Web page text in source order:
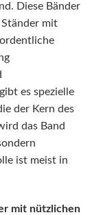
Diese Bänder
mit
es spezielle
der Kern des
das Band
ist meist in
mit nützlichen